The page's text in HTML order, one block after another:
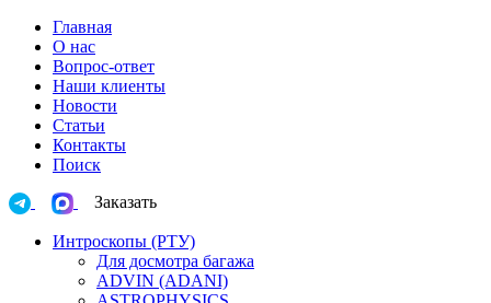
Главная
О нас
Вопрос-ответ
Наши клиенты
Новости
Статьи
Контакты
Поиск
Заказать
Интроскопы (РТУ)
Для досмотра багажа
ADVIN (ADANI)